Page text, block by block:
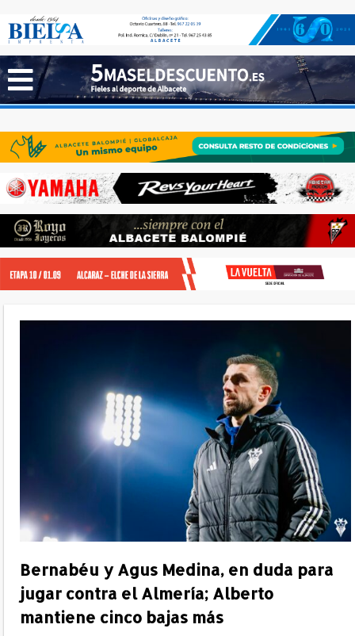
Bernabéu y Agus Medina, en duda para
jugar contra el Almería; Alberto
mantiene cinco bajas más